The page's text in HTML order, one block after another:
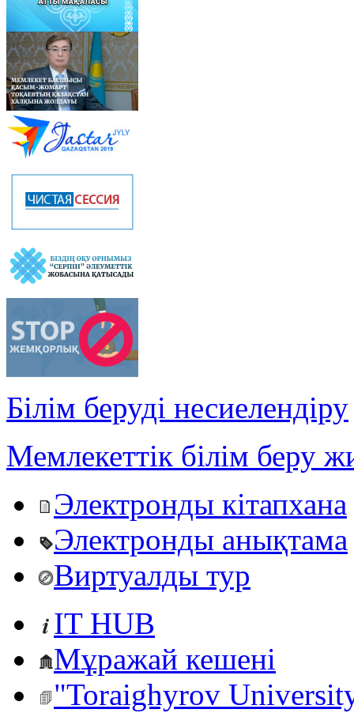
Білім беруді несиелендіру
Мемлекеттік білім беру
Электронды кітапхана
Электронды анықтама
Виртуалды тур
IT HUB
Мұражай кешені
"Toraighyrov